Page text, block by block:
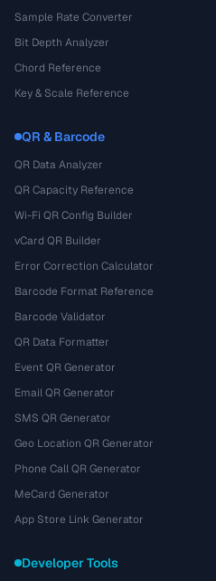
Sample Rate Converter
Bit Depth Analyzer
Chord Reference
Key & Scale Reference
QR & Barcode
QR Data Analyzer
QR Capacity Reference
Wi-Fi QR Config Builder
vCard QR Builder
Error Correction Calculator
Barcode Format Reference
Barcode Validator
QR Data Formatter
Event QR Generator
Email QR Generator
SMS QR Generator
Geo Location QR Generator
Phone Call QR Generator
MeCard Generator
App Store Link Generator
Developer Tools